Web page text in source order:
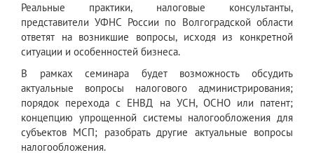
Реальные практики, налоговые консультанты,
представители УФНС России по Волгоградской области
ответят на возникшие вопросы, исходя из конкретной
ситуации и особенностей бизнеса.
В рамках семинара будет возможность обсудить
актуальные вопросы налогового администрирования;
порядок перехода с ЕНВД на УСН, ОСНО или патент;
концепцию упрощенной системы налогообложения для
субъектов МСП; разобрать другие актуальные вопросы
налогообложения.